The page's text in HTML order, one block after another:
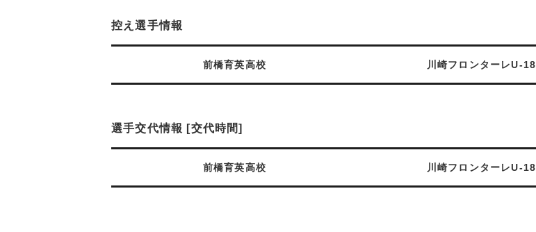
控え選手情報
前橋育英高校 川崎フロンターレU-18
選手交代情報 [交代時間]
前橋育英高校 川崎フロンターレU-18